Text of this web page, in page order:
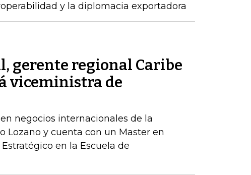
y la diplomacia exportadora
gerente regional Caribe
viceministra de
negocios internacionales de la
Lozano y cuenta con un Master en
en la Escuela de